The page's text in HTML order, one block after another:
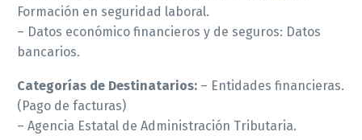
Formación en seguridad laboral.
– Datos económico financieros y de seguros: Datos
bancarios.
Categorías de Destinatarios: – Entidades financieras.
(Pago de facturas)
– Agencia Estatal de Administración Tributaria.